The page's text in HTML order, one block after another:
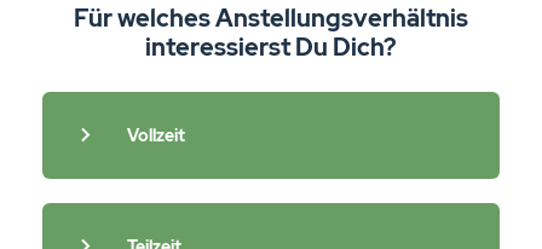
Für welches Anstellungsverhältnis
interessierst Du Dich?
Vollzeit